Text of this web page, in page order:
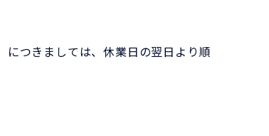
つきましては、休業日の翌日より順